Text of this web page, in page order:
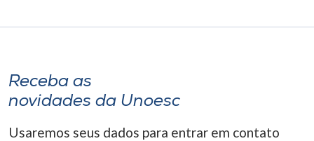
Receba as
novidades da Unoesc
Usaremos seus dados para entrar em contato